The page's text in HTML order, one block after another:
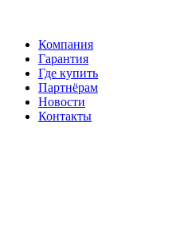
Компания
Гарантия
Где купить
Партнёрам
Новости
Контакты